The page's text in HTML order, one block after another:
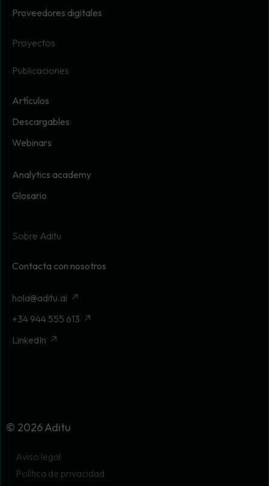
Proveedores digitales
Proyectos
Publicaciones
Artículos
Descargables
Webinars
Analytics academy
Glosario
Sobre Aditu
Contacta con nosotros
hola@aditu.ai
+34 944 555 613
LinkedIn
© 2026 Aditu
Aviso legal
Política de privacidad